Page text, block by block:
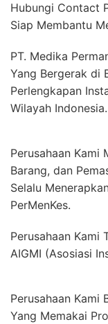
Hubungi Contact
Siap Membantu
PT. Medika
Yang Bergerak di
Perlengkapan
Wilayah Indonesia.
Perusahaan Kami
Barang, dan
Selalu
PerMenKes.
Perusahaan Kami
AIGMI (Asosiasi
Perusahaan Kami
Yang Memakai